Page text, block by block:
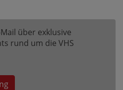
über exklusive
rund um die VHS